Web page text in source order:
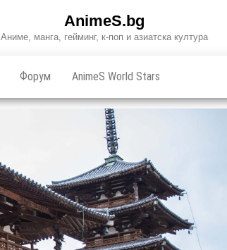
AnimeS.bg
Аниме, манга, гейминг, к-поп и азиатска култура
Форум AnimeS World Stars